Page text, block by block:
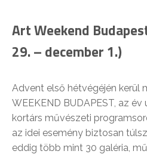
Art Weekend
29. – december 1.)
Advent első hétvégéjén kerül
WEEKEND BUDAPEST, az
kortárs művészeti
az idei esemény biztosan
eddig több mint 30 galéria,